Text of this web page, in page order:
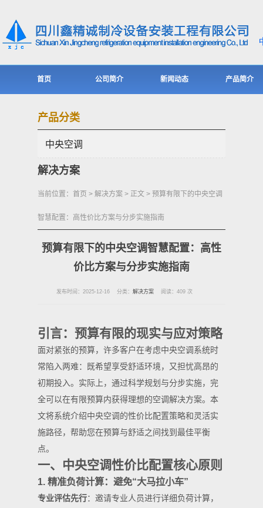
首页 公司简介 新闻动态 产品简介
产品分类
中央空调
解决方案
当前位置： 首页 > 解决方案 > 正文 > 预算有限下的中央空调
智慧配置：高性价比方案与分步实施指南
预算有限下的中央空调智慧配置：高性
价比方案与分步实施指南
发布时间：2025-12-16 分类： 解决方案 阅读：409 次
引言：预算有限的现实与应对策略
面对紧张的预算，许多客户在考虑中央空调系统时
常陷入两难：既希望享受舒适环境，又担忧高昂的
初期投入。实际上，通过科学规划与分步实施，完
全可以在有限预算内获得理想的空调解决方案。本
文将系统介绍中央空调的性价比配置策略和灵活实
施路径，帮助您在预算与舒适之间找到最佳平衡
点。
一、中央空调性价比配置核心原则
1. 精准负荷计算：避免“大马拉小车”
专业评估先行：邀请专业人员进行详细负荷计算，